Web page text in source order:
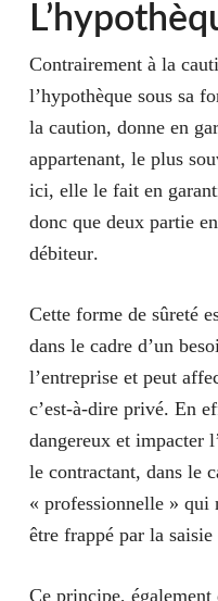
Contrairement à la
l’hypothèquesous sa
la caution, donne en
appartenant, le plus
ici, elle le fait en
donc que deux partie
débiteur.
Cette forme de sûreté
dans le cadre d’un
l’entreprise et peut
c’est-à-dire privé. En
dangereux et impacter
le contractant, dans le
« professionnelle » qui
être frappé par la
Ce principe,